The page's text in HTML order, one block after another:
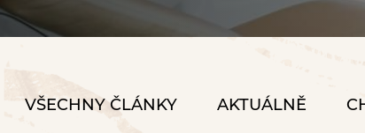
VŠECHNY ČLÁNKY AKTUÁLNĚ